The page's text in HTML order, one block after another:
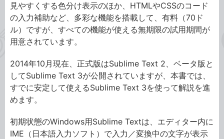
見やすくする色分け表示のほか、HTMLやCSSのコード
の入力補助など、多彩な機能を搭載して、有料（70ド
ル）ですが、すべての機能が使える無期限の試用期間が
用意されています。
2014年10月現在、正式版はSublime Text 2、ベータ版と
してSublime Text 3が公開されていますが、本書では、
すでに安定して使えるSublime Text 3を使って解説を進
めます。
初期状態のWindows用Sublime Textは、エディター内に
IME（日本語入力ソフト）で入力／変換中の文字が表示